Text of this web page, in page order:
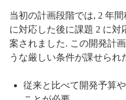
当初の計画段階では, 2 年
に対応した後に課題 2 に対
案されました. この開発計
うな厳しい条件が課せられ
従来と比べて開発予算